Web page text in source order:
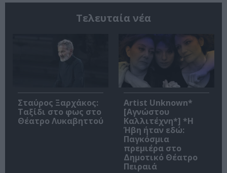
Τελευταία νέα
Σταύρος Ξαρχάκος:
Ταξίδι στο φως στο
Θέατρο Λυκαβηττού
Artist Unknown*
[Αγνώστου
Καλλιτέχνη*] *Η
Ήβη ήταν εδώ:
Παγκόσμια
πρεμιέρα στο
Δημοτικό Θέατρο
Πειραιά